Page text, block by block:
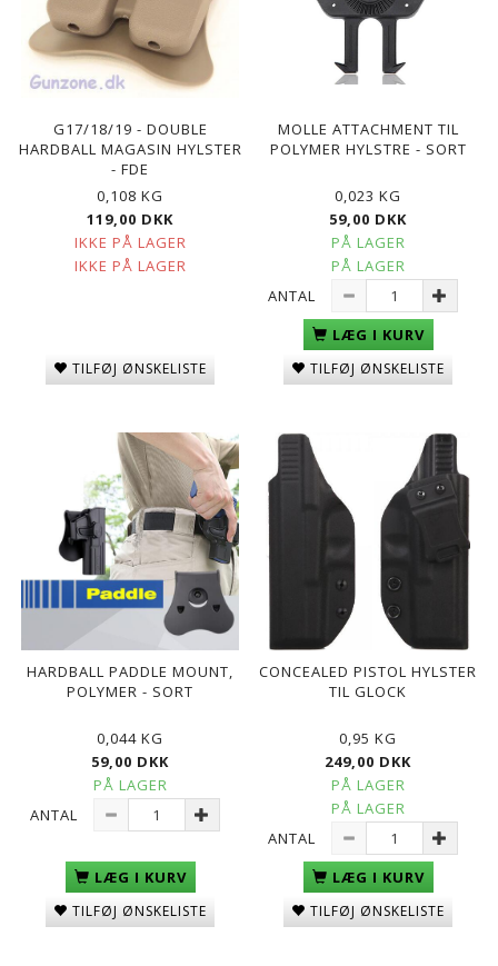
G17/18/19 - DOUBLE
HARDBALL MAGASIN HYLSTER
- FDE
0,108 KG
119,00 DKK
IKKE PÅ LAGER
IKKE PÅ LAGER
TILFØJ ØNSKELISTE
MOLLE ATTACHMENT TIL
POLYMER HYLSTRE - SORT
0,023 KG
59,00 DKK
PÅ LAGER
PÅ LAGER
ANTAL
LÆG I KURV
TILFØJ ØNSKELISTE
HARDBALL PADDLE MOUNT,
POLYMER - SORT
0,044 KG
59,00 DKK
PÅ LAGER
ANTAL
LÆG I KURV
TILFØJ ØNSKELISTE
CONCEALED PISTOL HYLSTER
TIL GLOCK
0,95 KG
249,00 DKK
PÅ LAGER
PÅ LAGER
ANTAL
LÆG I KURV
TILFØJ ØNSKELISTE